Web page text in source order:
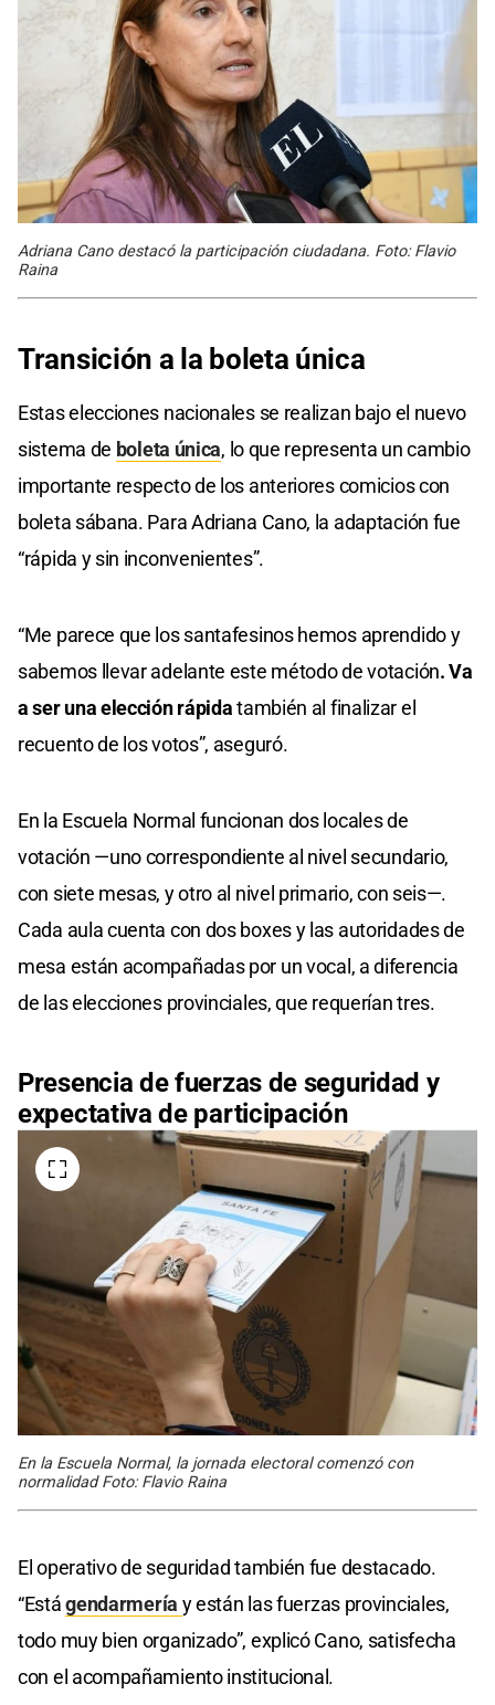
Adriana Cano destacó la participación ciudadana. Foto: Flavio
Raina
Transición a la boleta única
Estas elecciones nacionales se realizan bajo el nuevo
sistema de boleta única, lo que representa un cambio
importante respecto de los anteriores comicios con
boleta sábana. Para Adriana Cano, la adaptación fue
“rápida y sin inconvenientes”.
“Me parece que los santafesinos hemos aprendido y
sabemos llevar adelante este método de votación. Va
a ser una elección rápidatambién al finalizar el
recuento de los votos”, aseguró.
En la Escuela Normal funcionan dos locales de
votación —uno correspondiente al nivel secundario,
con siete mesas, y otro al nivel primario, con seis—.
Cada aula cuenta con dos boxes y las autoridades de
mesa están acompañadas por un vocal, a diferencia
de las elecciones provinciales, que requerían tres.
Presencia de fuerzas de seguridad y
expectativa de participación
En la Escuela Normal, la jornada electoral comenzó con
normalidad Foto: Flavio Raina
El operativo de seguridad también fue destacado.
“Estágendarmería y están las fuerzas provinciales,
todo muy bien organizado”, explicó Cano, satisfecha
con el acompañamiento institucional.